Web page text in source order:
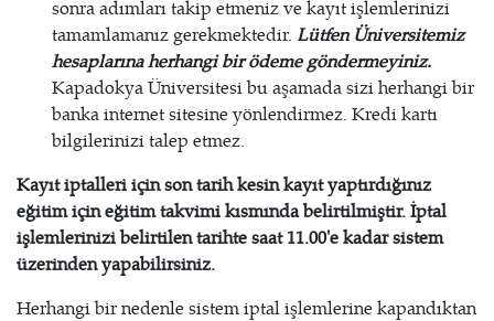
sonra adımları takip etmeniz ve kayıt işlemlerinizi
tamamlamanız gerekmektedir. Lütfen Üniversitemiz
hesaplarına herhangi bir ödeme göndermeyiniz.
Kapadokya Üniversitesi bu aşamada sizi herhangi bir
banka internet sitesine yönlendirmez. Kredi kartı
bilgilerinizi talep etmez.
Kayıt iptalleri için son tarih kesin kayıt yaptırdığınız
eğitim için eğitim takvimi kısmında belirtilmiştir. İptal
işlemlerinizi belirtilen tarihte saat 11.00'e kadar sistem
üzerinden yapabilirsiniz.
Herhangi bir nedenle sistem iptal işlemlerine kapandıktan